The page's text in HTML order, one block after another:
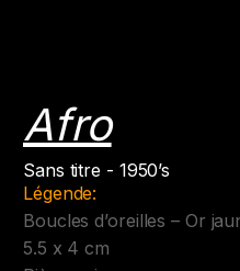
Afro
Sans titre - 1950’s
Légende:
Boucles d’oreilles – Or
5.5 x 4 cm